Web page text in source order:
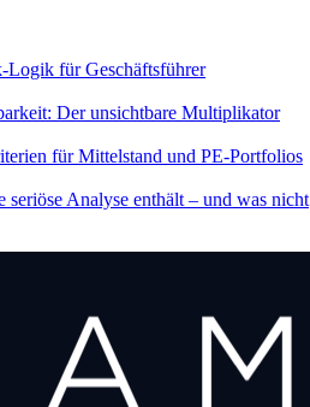
Logik für Geschäftsführer
Der unsichtbare Multiplikator
für Mittelstand und PE-Portfolios
Analyse enthält – und was nicht